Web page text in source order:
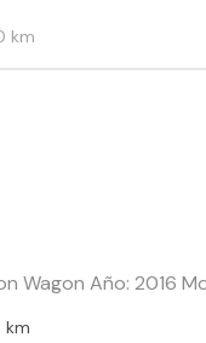
km
Wagon Año: 2016